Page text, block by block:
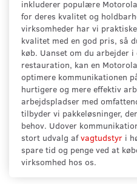
inkluderer populære
for deres kvalitet og
virksomheder har vi
kvalitet med en god pris, så
køb. Uanset om du arbejder
restauration, kan en
optimere kommunikationen
hurtigere og mere effektiv
arbejdspladser med
tilbyder vi pakkeløsninger,
behov. Udover
stort udvalg afvagtudstyr i
spare tid og penge ved at
virksomhed hos os.